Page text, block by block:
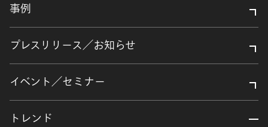
事例
プレスリリース／お知らせ
イベント／セミナー
トレンド